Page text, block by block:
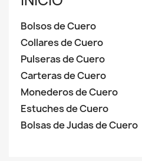
Bolsos de Cuero
Collares de Cuero
Pulseras de Cuero
Carteras de Cuero
Monederos de Cuero
Estuches de Cuero
Bolsas de Judas de Cuero